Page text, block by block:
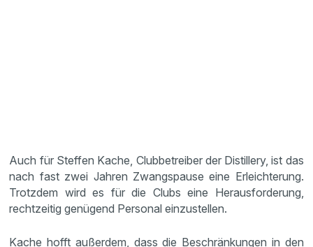
Auch für Steffen Kache, Clubbetreiber der Distillery, ist das
nach fast zwei Jahren Zwangspause eine Erleichterung.
Trotzdem wird es für die Clubs eine Herausforderung,
rechtzeitig genügend Personal einzustellen.
Kache hofft außerdem, dass die Beschränkungen in den